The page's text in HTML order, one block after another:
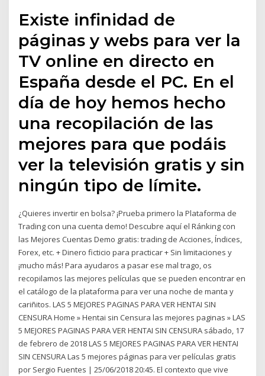
Existe infinidad de
páginas y webs para ver la
TV online en directo en
España desde el PC. En el
día de hoy hemos hecho
una recopilación de las
mejores para que podáis
ver la televisión gratis y sin
ningún tipo de límite.
¿Quieres invertir en bolsa? ¡Prueba primero la Plataforma de
Trading con una cuenta demo! Descubre aquí el Ránking con
las Mejores Cuentas Demo gratis: trading de Acciones, Índices,
Forex, etc. + Dinero ficticio para practicar + Sin limitaciones y
¡mucho más! Para ayudaros a pasar ese mal trago, os
recopilamos las mejores películas que se pueden encontrar en
el catálogo de la plataforma para ver una noche de manta y
cariñitos. LAS 5 MEJORES PAGINAS PARA VER HENTAI SIN
CENSURA Home » Hentai sin Censura las mejores paginas » LAS
5 MEJORES PAGINAS PARA VER HENTAI SIN CENSURA sábado, 17
de febrero de 2018 LAS 5 MEJORES PAGINAS PARA VER HENTAI
SIN CENSURA Las 5 mejores páginas para ver películas gratis
por Sergio Fuentes | 25/06/2018 20:45. El contexto que vive